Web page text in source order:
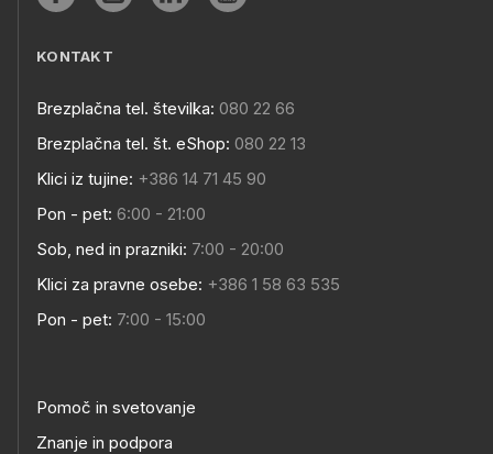
KONTAKT
Brezplačna tel. številka: 080 22 66
Brezplačna tel. št. eShop: 080 22 13
Klici iz tujine: +386 14 71 45 90
Pon - pet: 6:00 - 21:00
Sob, ned in prazniki: 7:00 - 20:00
Klici za pravne osebe: +386 1 58 63 535
Pon - pet: 7:00 - 15:00
Pomoč in svetovanje
Znanje in podpora